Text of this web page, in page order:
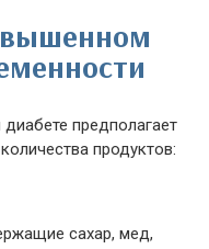
предполагает
продуктов:
сахар, мед,